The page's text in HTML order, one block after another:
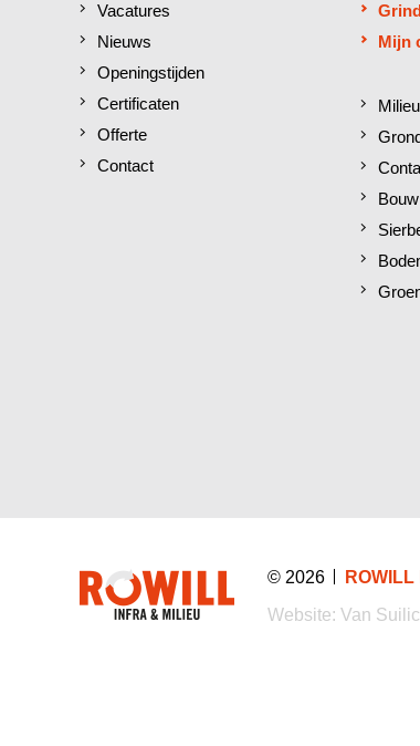
Vacatures
Nieuws
Openingstijden
Certificaten
Offerte
Contact
Mijn
© 2026 ROWILL
Website: Van